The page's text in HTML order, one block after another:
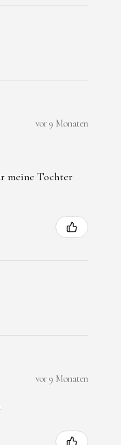
vor 9 Monaten
meine Tochter
vor 9 Monaten